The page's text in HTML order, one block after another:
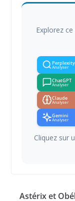
Explorez
Perplexity
Analyser
ChatGPT
Analyser
Claude
Analyser
Gemini
Analyser
Cliquez sur
Astérix et